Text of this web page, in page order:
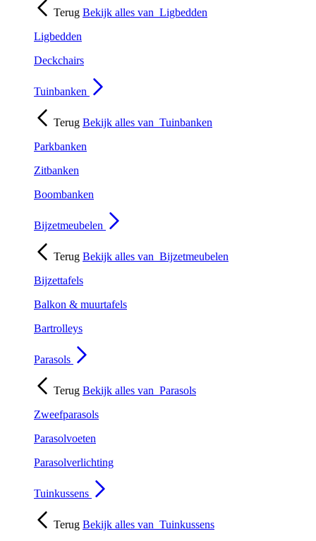
Terug Bekijk alles van Ligbedden
Ligbedden
Deckchairs
Tuinbanken
Terug Bekijk alles van Tuinbanken
Parkbanken
Zitbanken
Boombanken
Bijzetmeubelen
Terug Bekijk alles van Bijzetmeubelen
Bijzettafels
Balkon & muurtafels
Bartrolleys
Parasols
Terug Bekijk alles van Parasols
Zweefparasols
Parasolvoeten
Parasolverlichting
Tuinkussens
Terug Bekijk alles van Tuinkussens